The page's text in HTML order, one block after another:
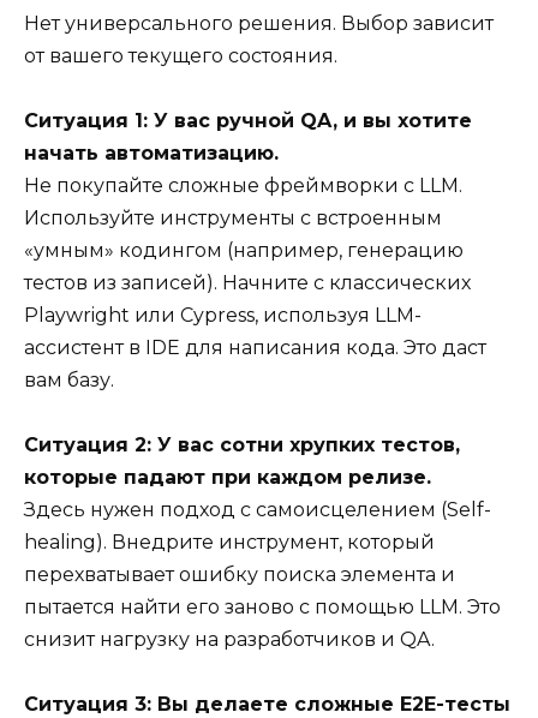
Нет универсального решения. Выбор зависит
от вашего текущего состояния.
Ситуация 1: У вас ручной QA, и вы хотите
начать автоматизацию.
Не покупайте сложные фреймворки с LLM.
Используйте инструменты с встроенным
«умным» кодингом (например, генерацию
тестов из записей). Начните с классических
Playwright или Cypress, используя LLM-
ассистент в IDE для написания кода. Это даст
вам базу.
Ситуация 2: У вас сотни хрупких тестов,
которые падают при каждом релизе.
Здесь нужен подход с самоисцелением (Self-
healing). Внедрите инструмент, который
перехватывает ошибку поиска элемента и
пытается найти его заново с помощью LLM. Это
снизит нагрузку на разработчиков и QA.
Ситуация 3: Вы делаете сложные E2E-тесты